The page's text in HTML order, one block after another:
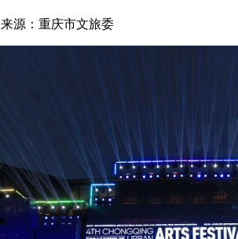
来源：重庆市文旅委